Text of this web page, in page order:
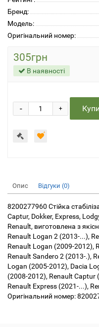
Бренд:
Модель:
Оригінальний номер:
305грн
В наявності
+
-
Опис Відгуки (0)
8200277960 Стійка
Captur, Dokker, Express,
Renault, виготовлена з
Renault Logan 2 (2013-...),
Renault Logan (2009-2012),
Renault Sandero 2 (2013-.),
Logan (2005-2012), Dacia
(2008-2012), Renault Captur
Renault Express (2021-...),
Оригінальний номер: